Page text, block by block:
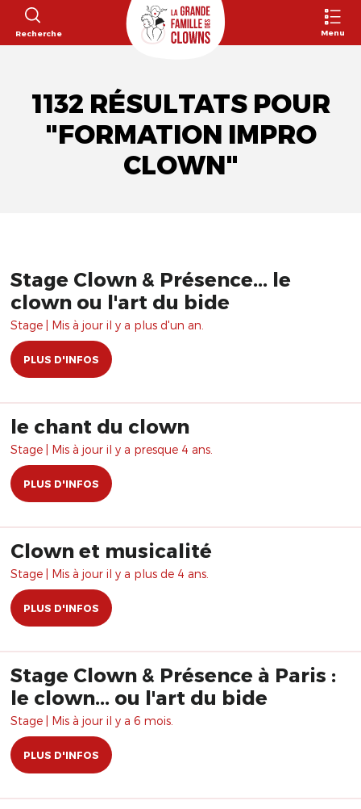
Recherche Menu
1132 RÉSULTATS POUR
"FORMATION IMPRO
CLOWN"
Stage Clown & Présence... le
clown ou l'art du bide
Stage | Mis à jour il y a plus d'un an.
PLUS D'INFOS
le chant du clown
Stage | Mis à jour il y a presque 4 ans.
PLUS D'INFOS
Clown et musicalité
Stage | Mis à jour il y a plus de 4 ans.
PLUS D'INFOS
Stage Clown & Présence à Paris :
le clown... ou l'art du bide
Stage | Mis à jour il y a 6 mois.
PLUS D'INFOS